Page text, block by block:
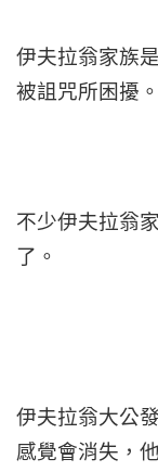
伊夫拉翁家族
被詛咒所困擾。
不少伊夫拉翁
了。
伊夫拉翁大公
感覺會消失，